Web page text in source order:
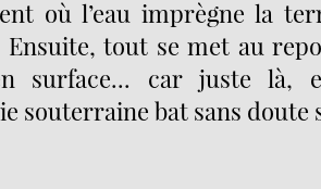
où l’eau imprègne la
Ensuite, tout se met au
surface... car juste là,
souterraine bat sans doute